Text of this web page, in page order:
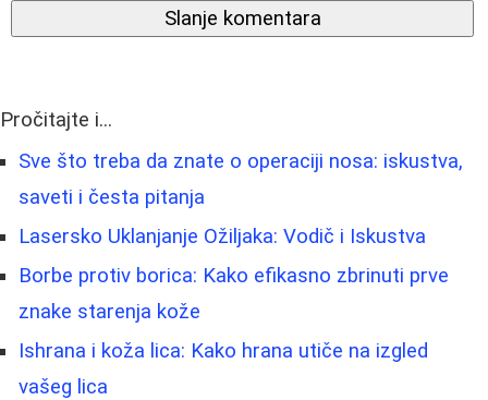
Slanje komentara
Pročitajte i...
Sve što treba da znate o operaciji nosa: iskustva,
saveti i česta pitanja
Lasersko Uklanjanje Ožiljaka: Vodič i Iskustva
Borbe protiv borica: Kako efikasno zbrinuti prve
znake starenja kože
Ishrana i koža lica: Kako hrana utiče na izgled
vašeg lica